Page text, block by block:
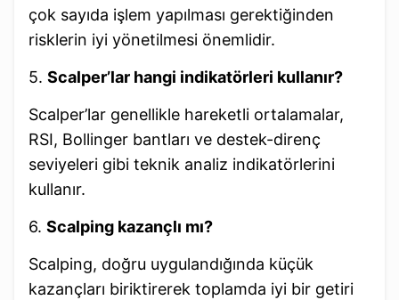
çok sayıda işlem yapılması gerektiğinden
risklerin iyi yönetilmesi önemlidir.
5. Scalper’lar hangi indikatörleri kullanır?
Scalper’lar genellikle hareketli ortalamalar,
RSI, Bollinger bantları ve destek-direnç
seviyeleri gibi teknik analiz indikatörlerini
kullanır.
6. Scalping kazançlı mı?
Scalping, doğru uygulandığında küçük
kazançları biriktirerek toplamda iyi bir getiri